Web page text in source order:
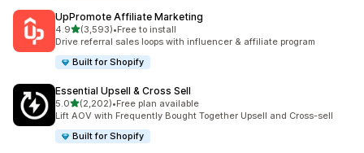
UpPromote Affiliate Marketing
4.9별 5개 중
(3,593)
총 리뷰 3593개
•Free to install
Drive referral sales loops with influencer & affiliate program
Built for Shopify
Essential Upsell & Cross Sell
5.0별 5개 중
(2,202)
총 리뷰 2202개
•Free plan available
Lift AOV with Frequently Bought Together Upsell and Cross-sell
Built for Shopify